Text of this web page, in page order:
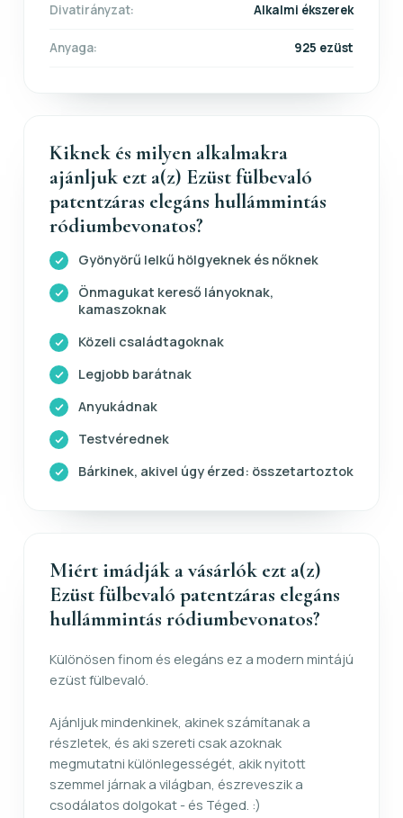
Divatirányzat: Alkalmi ékszerek
Anyaga: 925 ezüst
Kiknek és milyen alkalmakra
ajánljuk ezt a(z) Ezüst fülbevaló
patentzáras elegáns hullámmintás
ródiumbevonatos?
Gyönyörű lelkű hölgyeknek és nőknek
Önmagukat kereső lányoknak,
kamaszoknak
Közeli családtagoknak
Legjobb barátnak
Anyukádnak
Testvérednek
Bárkinek, akivel úgy érzed: összetartoztok
Miért imádják a vásárlók ezt a(z)
Ezüst fülbevaló patentzáras elegáns
hullámmintás ródiumbevonatos?
Különösen finom és elegáns ez a modern mintájú
ezüst fülbevaló.
Ajánljuk mindenkinek, akinek számítanak a
részletek, és aki szereti csak azoknak
megmutatni különlegességét, akik nyitott
szemmel járnak a világban, észreveszik a
csodálatos dolgokat - és Téged. :)